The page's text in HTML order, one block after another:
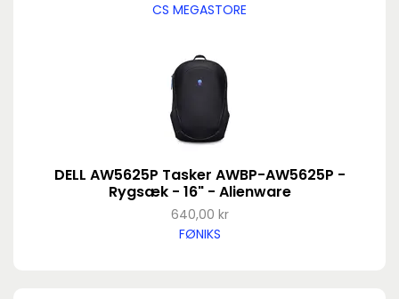
CS MEGASTORE
DELL AW5625P Tasker AWBP-AW5625P -
Rygsæk - 16" - Alienware
640,00 kr
FØNIKS